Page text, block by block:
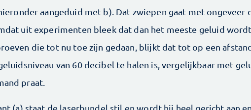
aangeduid met b). Dat zwiepen gaat met ongeveer
uit experimenten bleek dat dan het meeste geluid wordt
die tot nu toe zijn gedaan, blijkt dat tot op een
van 60 decibel te halen is, vergelijkbaar met
praat.